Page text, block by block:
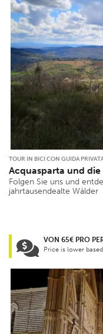
TOUR IN BICI CON GUIDA
Acquasparta und
Folgen Sie uns und
jahrtausendealte Wälder
VON 65€ PRO
Price is lower